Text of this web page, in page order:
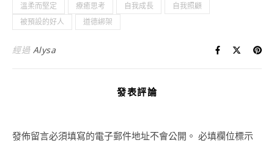
溫柔而堅定
療癒思考 自我成長
自我照顧
被預設的好人
道德綁架
經過 Alysa
發表評論
發佈留言必須填寫的電子郵件地址不會公開。 必填欄位標示